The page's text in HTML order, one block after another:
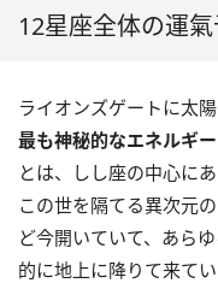
12星座全体の運
ライオンズゲートに太
最も神秘的なエネルギ
とは、しし座の中心に
この世を隔てる異次元
ど今開いていて、あら
的に地上に降りて来て